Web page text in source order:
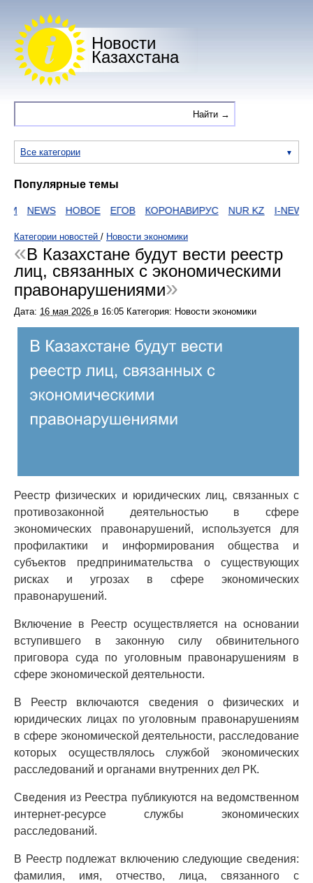
Новости
Казахстана
Все категории
Популярные темы
NEWS НОВОЕ ЕГОВ КОРОНАВИРУС NUR KZ I-NEWS KZ
Категории новостей / Новости экономики
В Казахстане будут вести реестр
лиц, связанных с экономическими
правонарушениями
Дата: 16 мая 2026 в 16:05 Категория: Новости экономики
Реестр физических и юридических лиц, связанных с
противозаконной деятельностью в сфере
экономических правонарушений, используется для
профилактики и информирования общества и
субъектов предпринимательства о существующих
рисках и угрозах в сфере экономических
правонарушений.
Включение в Реестр осуществляется на основании
вступившего в законную силу обвинительного
приговора суда по уголовным правонарушениям в
сфере экономической деятельности.
В Реестр включаются сведения о физических и
юридических лицах по уголовным правонарушениям
в сфере экономической деятельности, расследование
которых осуществлялось службой экономических
расследований и органами внутренних дел РК.
Сведения из Реестра публикуются на ведомственном
интернет-ресурсе службы экономических
расследований.
В Реестр подлежат включению следующие сведения:
фамилия, имя, отчество, лица, связанного с